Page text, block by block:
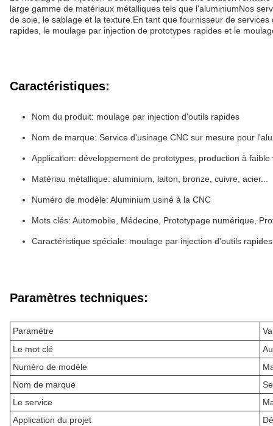
large gamme de matériaux métalliques tels que l'aluminiumNos
de soie, le sablage et la texture.En tant que fournisseur de
rapides, le moulage par injection de prototypes rapides et le
Caractéristiques:
Nom du produit: moulage par injection d'outils rapides
Nom de marque: Service d'usinage CNC sur mesure pour
Application: développement de prototypes, production à
Matériau métallique: aluminium, laiton, bronze, cuivre, acier...
Numéro de modèle: Aluminium usiné à la CNC
Mots clés: Automobile, Médecine, Prototypage numérique,
Caractéristique spéciale: moulage par injection d'outils
Paramètres techniques:
Paramètre
Le mot clé
Numéro de modèle
Nom de marque
Le service
Application du projet